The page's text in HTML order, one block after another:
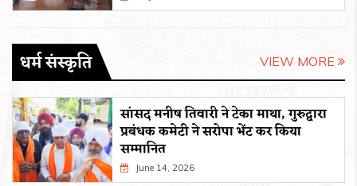
धर्म संस्कृति VIEW MORE
सांसद मनीष तिवारी ने टेका माथा, गुरुद्वारा
प्रबंधक कमेटी ने सरोपा भेंट कर किया
सम्मानित
June 14, 2026